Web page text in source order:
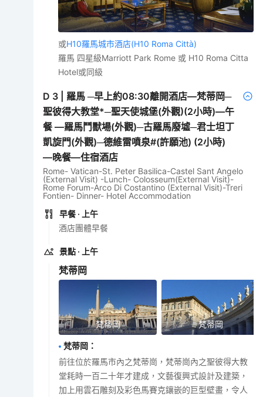
或H10羅馬城市酒店(H10 Roma Città)
羅馬 四星級Marriott Park Rome 或 H10 Roma Citta
Hotel或同級
D 3
羅馬 ─早上約08:30離開酒店—梵蒂岡─
聖彼得大教堂*─聖天使城堡(外觀)(2小時)—午
餐 —羅馬鬥獸場(外觀)─古羅馬廢墟─君士坦丁
凱旋門(外觀)─德維雷噴泉#(許願池) (2小時)
—晚餐—住宿酒店
Rome- Vatican-St. Peter Basilica-Castel Sant Angelo
(External Visit) -Lunch- Colosseum(External Visit)-
Rome Forum-Arco Di Costantino (External Visit)-Treri
Fontien- Dinner- Hotel Accommodation
早餐 · 上午
酒店團體早餐
景點 · 上午
梵蒂岡
梵蒂岡 梵蒂岡
梵蒂岡 ：
前往位於羅馬市內之梵蒂崗，梵蒂崗內之聖彼得大教
堂耗時一百二十年才建成，文藝復興式設計及建築，
加上用雲石雕刻及彩色馬賽克鑲嵌的巨型壁畫，令人